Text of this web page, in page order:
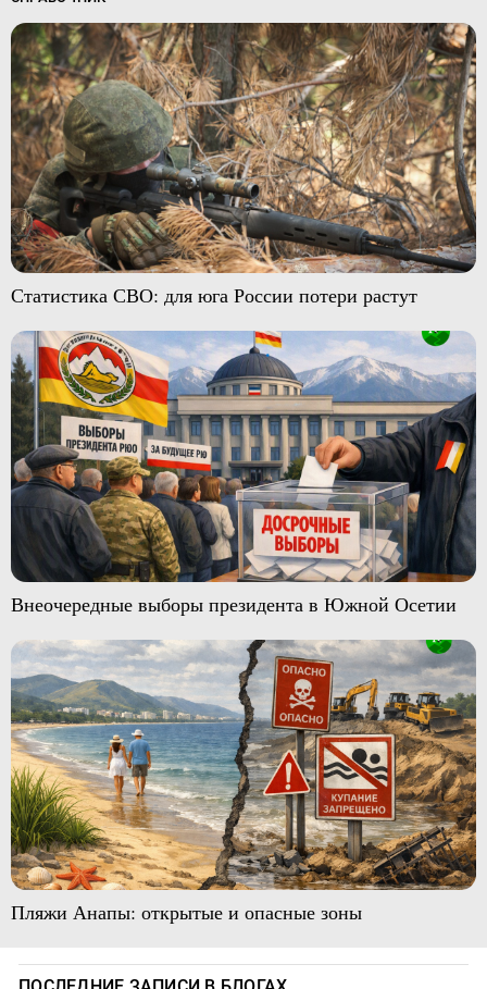
Статистика СВО: для юга России потери растут
Внеочередные выборы президента в Южной Осетии
Пляжи Анапы: открытые и опасные зоны